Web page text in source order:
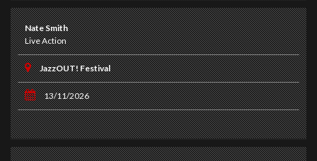
Nate Smith
Live Action
JazzOUT! Festival
13/11/2026